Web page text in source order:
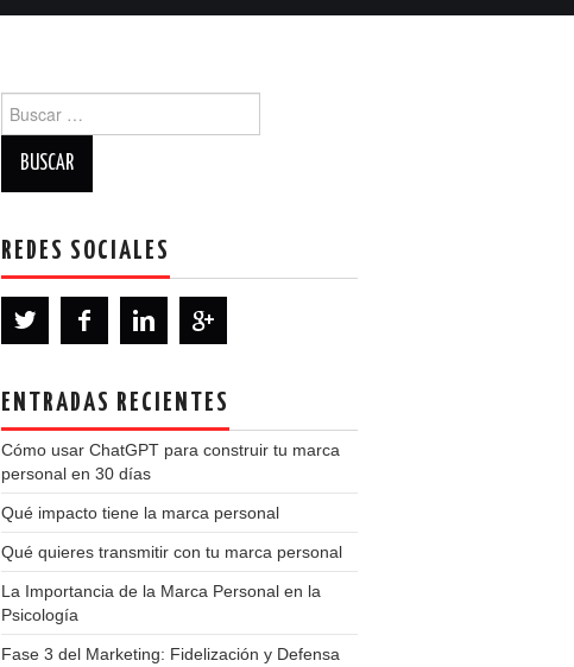
REDES SOCIALES
ENTRADAS RECIENTES
Cómo usar ChatGPT para construir tu marca
personal en 30 días
Qué impacto tiene la marca personal
Qué quieres transmitir con tu marca personal
La Importancia de la Marca Personal en la
Psicología
Fase 3 del Marketing: Fidelización y Defensa